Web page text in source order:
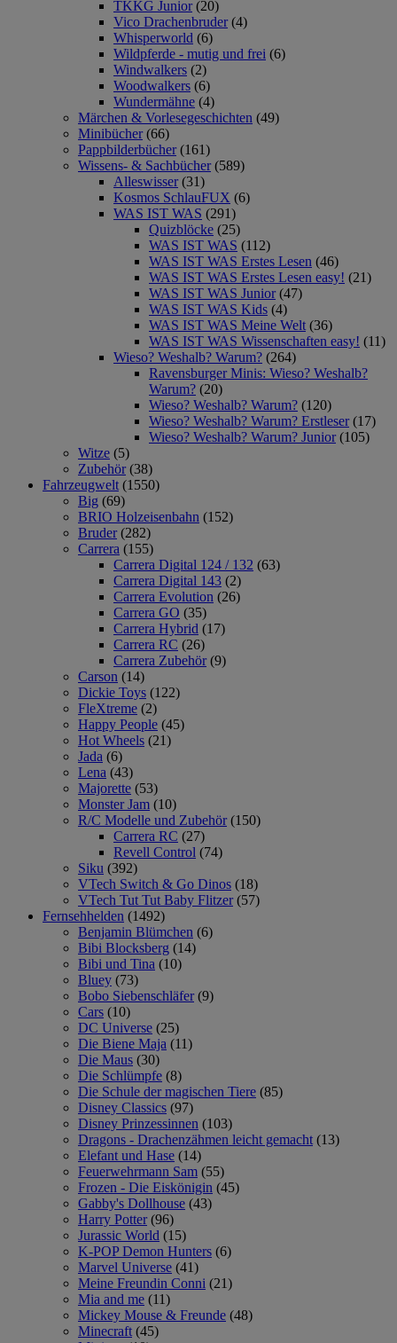
TKKG Junior (20)
Vico Drachenbruder (4)
Whisperworld (6)
Wildpferde - mutig und frei (6)
Windwalkers (2)
Woodwalkers (6)
Wundermähne (4)
Märchen & Vorlesegeschichten (49)
Minibücher (66)
Pappbilderbücher (161)
Wissens- & Sachbücher (589)
Alleswisser (31)
Kosmos SchlauFUX (6)
WAS IST WAS (291)
Quizblöcke (25)
WAS IST WAS (112)
WAS IST WAS Erstes Lesen (46)
WAS IST WAS Erstes Lesen easy! (21)
WAS IST WAS Junior (47)
WAS IST WAS Kids (4)
WAS IST WAS Meine Welt (36)
WAS IST WAS Wissenschaften easy! (11)
Wieso? Weshalb? Warum? (264)
Ravensburger Minis: Wieso? Weshalb?
Warum? (20)
Wieso? Weshalb? Warum? (120)
Wieso? Weshalb? Warum? Erstleser (17)
Wieso? Weshalb? Warum? Junior (105)
Witze (5)
Zubehör (38)
Fahrzeugwelt (1550)
Big (69)
BRIO Holzeisenbahn (152)
Bruder (282)
Carrera (155)
Carrera Digital 124 / 132 (63)
Carrera Digital 143 (2)
Carrera Evolution (26)
Carrera GO (35)
Carrera Hybrid (17)
Carrera RC (26)
Carrera Zubehör (9)
Carson (14)
Dickie Toys (122)
FleXtreme (2)
Happy People (45)
Hot Wheels (21)
Jada (6)
Lena (43)
Majorette (53)
Monster Jam (10)
R/C Modelle und Zubehör (150)
Carrera RC (27)
Revell Control (74)
Siku (392)
VTech Switch & Go Dinos (18)
VTech Tut Tut Baby Flitzer (57)
Fernsehhelden (1492)
Benjamin Blümchen (6)
Bibi Blocksberg (14)
Bibi und Tina (10)
Bluey (73)
Bobo Siebenschläfer (9)
Cars (10)
DC Universe (25)
Die Biene Maja (11)
Die Maus (30)
Die Schlümpfe (8)
Die Schule der magischen Tiere (85)
Disney Classics (97)
Disney Prinzessinnen (103)
Dragons - Drachenzähmen leicht gemacht (13)
Elefant und Hase (14)
Feuerwehrmann Sam (55)
Frozen - Die Eiskönigin (45)
Gabby's Dollhouse (43)
Harry Potter (96)
Jurassic World (15)
K-POP Demon Hunters (6)
Marvel Universe (41)
Meine Freundin Conni (21)
Mia and me (11)
Mickey Mouse & Freunde (48)
Minecraft (45)